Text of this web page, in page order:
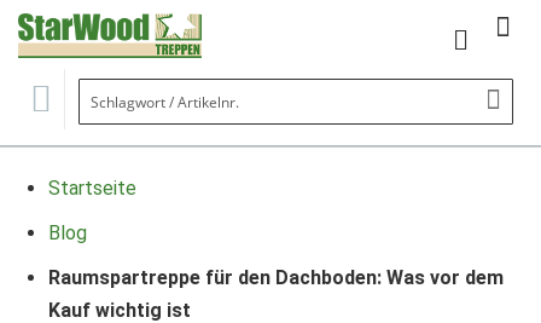
Mein
Startseite
Blog
Raumspartreppe für den Dachboden: Was vor dem
Kauf wichtig ist